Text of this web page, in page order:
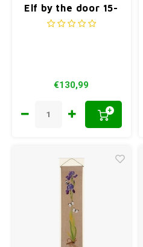
Elf by the door 15-
€130,99
+